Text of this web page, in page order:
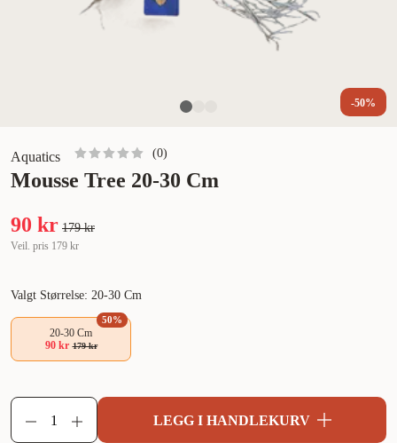
-50%
Mousse Tree 20-30 Cm
Aquatics (0)
90 kr 179 kr
Veil. pris 179 kr
Valgt Størrelse: 20-30 Cm
50%
20-30 Cm
90 kr 179 kr
LEGG I HANDLEKURV